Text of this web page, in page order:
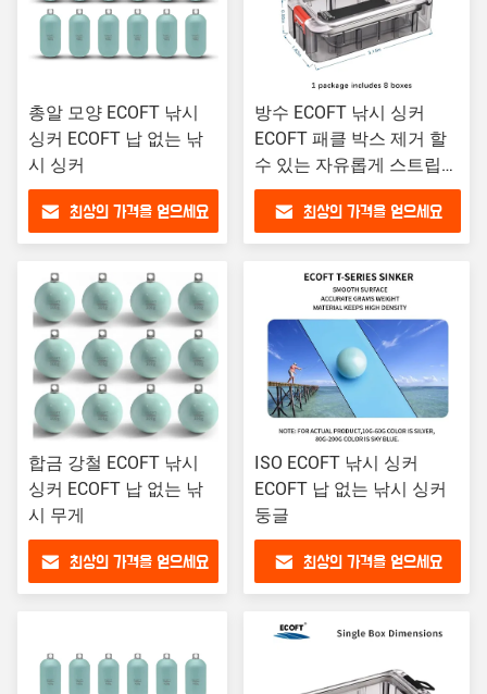
총알 모양 ECOFT 낚시
싱커 ECOFT 납 없는 낚
시 싱커
최상의 가격을 얻으세요
방수 ECOFT 낚시 싱커
ECOFT 패클 박스 제거 할
수 있는 자유롭게 스트립
밀봉 빛나는
최상의 가격을 얻으세요
합금 강철 ECOFT 낚시
싱커 ECOFT 납 없는 낚
시 무게
최상의 가격을 얻으세요
ISO ECOFT 낚시 싱커
ECOFT 납 없는 낚시 싱커
둥글
최상의 가격을 얻으세요